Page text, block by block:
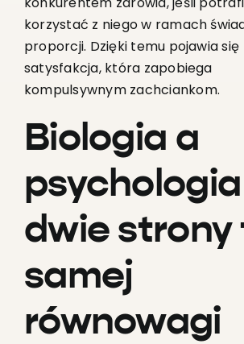
korzystać z niego w ramach
proporcji. Dzięki temu pojawia się
satysfakcja, która zapobiega
kompulsywnym zachciankom.
Biologia a
dwie strony
samej
równowagi